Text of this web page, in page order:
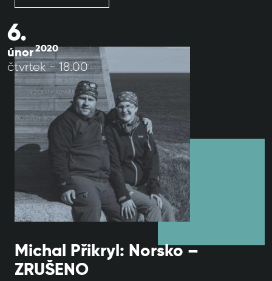
6.
únor2020
čtvrtek - 18:00
Michal Přikryl: Norsko –
ZRUŠENO